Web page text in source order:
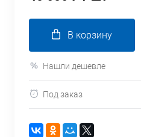
В корзину
Нашли дешевле
Под заказ